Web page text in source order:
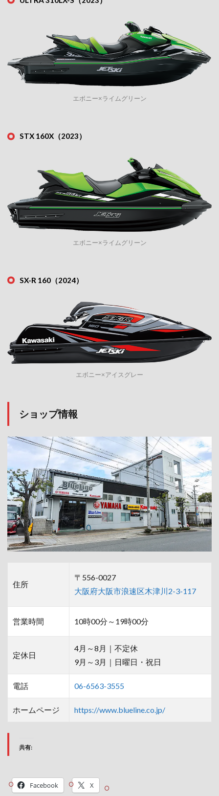
エボニー×ライムグリーン
STX 160X（2023）
エボニー×ライムグリーン
SX-R 160（2024）
エボニー×アイスグレー
ショップ情報
住所
〒556-0027
大阪府大阪市浪速区木津川2-3-117
営業時間 10時00分～19時00分
定休日
4月～8月｜不定休
9月～3月｜日曜日・祝日
電話 06-6563-3555
ホームページ https://www.blueline.co.jp/
共有:
Facebook X